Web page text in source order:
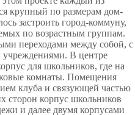
крупный по размерам дом-
застроить город-коммуну,
по возрастным группам.
переходами между собой, с
В центре
для школьников, где на
комнаты. Помещения
клуба и связующей частью
сторон корпус школьников
и далее двумя корпусами